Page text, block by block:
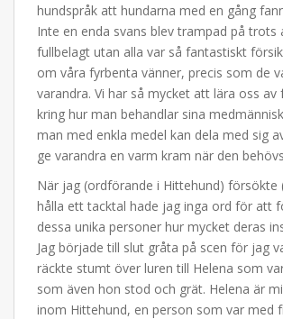
hundspråk att hundarna med en gång
Inte en enda svans blev trampad på
fullbelagt utan alla var så fantastiskt
om våra fyrbenta vänner, precis som de
varandra. Vi har så mycket att lära oss av
kring hur man behandlar sina
man med enkla medel kan dela med sig
ge varandra en varm kram när den
När jag (ordförande i Hittehund) försökte
hålla ett tacktal hade jag inga ord för att
dessa unika personer hur mycket deras
Jag började till slut gråta på scen för jag
räckte stumt över luren till Helena som
som även hon stod och grät. Helena är
inom Hittehund, en person som var med